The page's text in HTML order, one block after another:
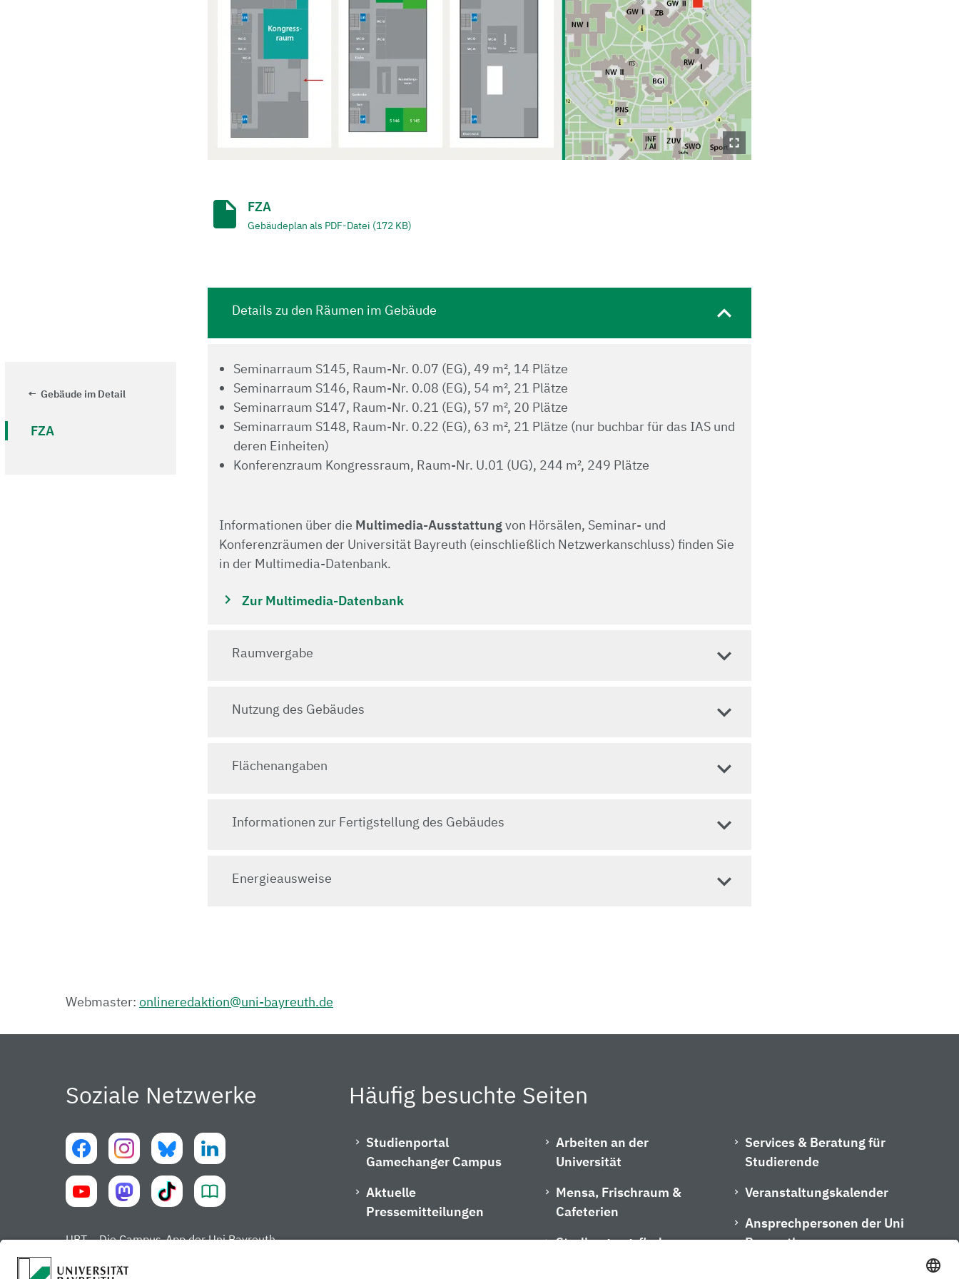
Gebäude im Detail
FZA
FZA
Gebäudeplan als PDF-Datei (172 KB)
Details zu den Räumen im Gebäude
Seminarraum S145, Raum-Nr. 0.07 (EG), 49 m², 14 Plätze
Seminarraum S146, Raum-Nr. 0.08 (EG), 54 m², 21 Plätze
Seminarraum S147, Raum-Nr. 0.21 (EG), 57 m², 20 Plätze
Seminarraum S148, Raum-Nr. 0.22 (EG), 63 m², 21 Plätze (nur buchbar für das IAS und
deren Einheiten)
Konferenzraum Kongressraum, Raum-Nr. U.01 (UG), 244 m², 249 Plätze
Informationen über die Multimedia-Ausstattungvon Hörsälen, Seminar- und
Konferenzräumen der Universität Bayreuth (einschließlich Netzwerkanschluss) finden Sie
in der Multimedia-Datenbank.
Zur Multimedia-Datenbank
Raumvergabe
Nutzung des Gebäudes
Flächenangaben
Informationen zur Fertigstellung des Gebäudes
Energieausweise
Webmaster: onlineredaktion@uni-bayreuth.de
Soziale Netzwerke
UBT – Die Campus-App der Uni Bayreuth
Häufig besuchte Seiten
Studienportal
Gamechanger Campus
Aktuelle
Pressemitteilungen
Arbeiten an der
Universität
Mensa, Frischraum &
Cafeterien
Studiengangsfinder
Services & Beratung für
Studierende
Veranstaltungskalender
Ansprechpersonen der Uni
Bayreuth